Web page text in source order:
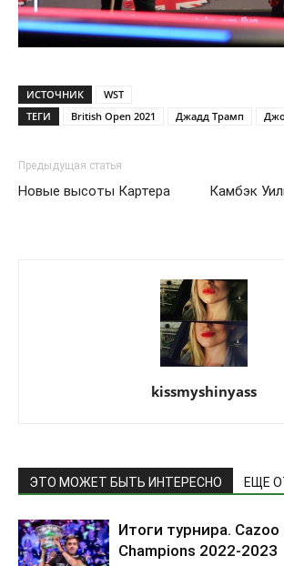
ИСТОЧНИК
WST
ТЕГИ
British Open 2021 Джадд Трамп
Предыдущая статья
Новые высоты Картера
Камбэк
kissmyshinyass
ЭТО МОЖЕТ БЫТЬ ИНТЕРЕСНО ЕЩЕ
Итоги турнира.
Champions 2022-2023